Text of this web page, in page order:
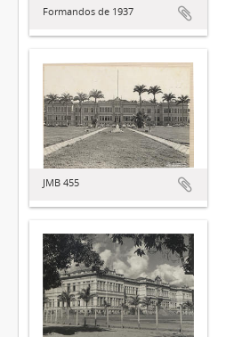
Formandos de 1937
JMB 455